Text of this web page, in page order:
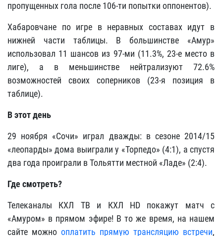
пропущенных гола после 106-ти попытки оппонентов).
Хабаровчане по игре в неравных составах идут в
нижней части таблицы. В большинстве «Амур»
использовал 11 шансов из 97-ми (11.3%, 23-е место в
лиге), а в меньшинстве нейтрализуют 72.6%
возможностей своих соперников (23-я позиция в
таблице).
В этот день
29 ноября «Сочи» играл дважды: в сезоне 2014/15
«леопарды» дома выиграли у «Торпедо» (4:1), а спустя
два года проиграли в Тольятти местной «Ладе» (2:4).
Где смотреть?
Телеканалы КХЛ ТВ и КХЛ HD покажут матч с
«Амуром» в прямом эфире! В то же время, на нашем
сайте можно оплатить прямую трансляцию встречи,